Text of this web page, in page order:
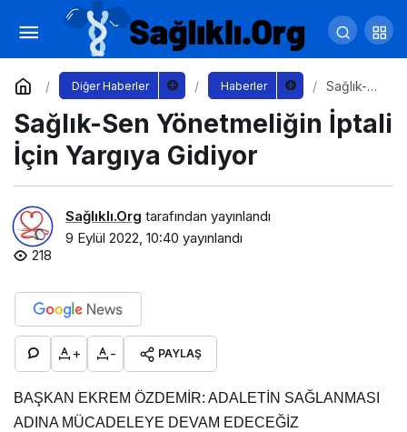
Diğer Haberler Haberler
Sağlık-
Yönetmeli
ğin İptali
Sağlık-Sen Yönetmeliğin İptali
İçin Yargıya Gidiyor
Sağlıklı.Org tarafından yayınlandı
9 Eylül 2022, 10:40 yayınlandı
218
+ - PAYLAŞ
BAŞKAN EKREM ÖZDEMİR: ADALETİN SAĞLANMASI
ADINA MÜCADELEYE DEVAM EDECEĞİZ
8 Ayda 313 Bin 618 Trafik Kazası
Yorum Yap Paylaş